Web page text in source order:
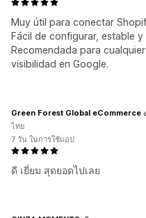
Muy útil para conectar
Fácil de configurar, estable
Recomendada para
visibilidad en Google.
ดี เยี่ยม สุดยอดไปเลย
Green Forest Global eCommerce
ไทย
7 วัน ในการใช้แอป